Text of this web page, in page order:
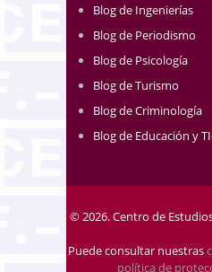
Blog de Ingenierías
Blog de Periodismo
Blog de Psicología
Blog de Turismo
Blog de Criminología
Blog de Educación y
© 2026. Centro de
Puede consultar nuestras
política de